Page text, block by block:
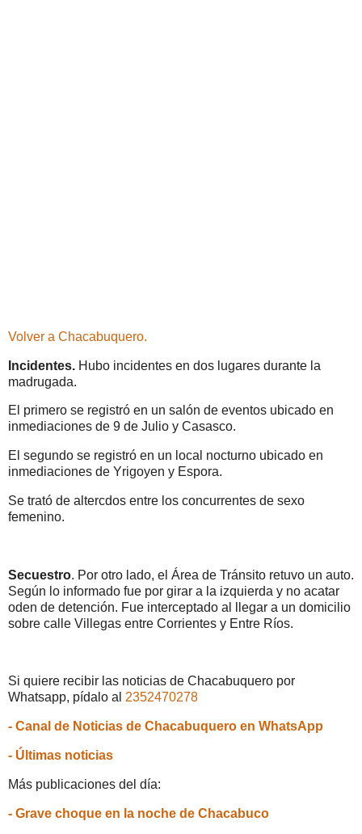
Volver a Chacabuquero.
Incidentes. Hubo incidentes en dos lugares durante la
madrugada.
El primero se registró en un salón de eventos ubicado en
inmediaciones de 9 de Julio y Casasco.
El segundo se registró en un local nocturno ubicado en
inmediaciones de Yrigoyen y Espora.
Se trató de altercdos entre los concurrentes de sexo
femenino.
Secuestro. Por otro lado, el Área de Tránsito retuvo un auto.
Según lo informado fue por girar a la izquierda y no acatar
oden de detención. Fue interceptado al llegar a un domicilio
sobre calle Villegas entre Corrientes y Entre Ríos.
Si quiere recibir las noticias de Chacabuquero por
Whatsapp, pídalo al 2352470278
- Canal de Noticias de Chacabuquero en WhatsApp
- Últimas noticias
Más publicaciones del día:
- Grave choque en la noche de Chacabuco